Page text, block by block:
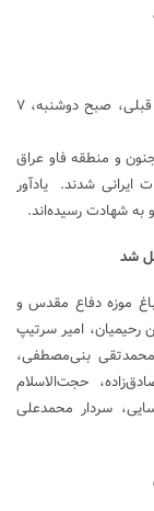
پیکر مطهر ۲۶ شهید تازه تفحص شده بر اساس اعلام قبلی، صبح دوشنبه، ۷
و منطقه فاو عراق
شدند. یادآور
شهادت رسیده‌اند.
شد
موزه دفاع مقدس و
امیر سرتیپ
بنی‌مصطفی،
حجت‌الاسلام
سردار محمدعلی